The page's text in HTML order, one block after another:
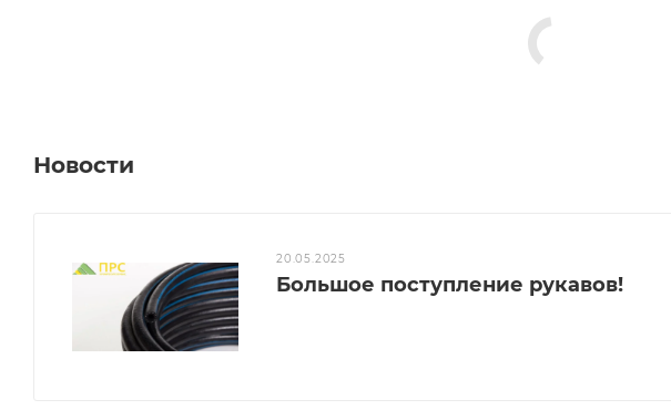
Новости
20.05.2025
Большое поступление рукавов!